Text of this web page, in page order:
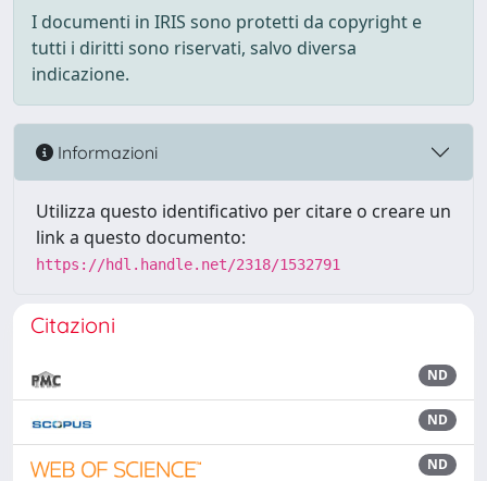
I documenti in IRIS sono protetti da copyright e
tutti i diritti sono riservati, salvo diversa
indicazione.
Informazioni
Utilizza questo identificativo per citare o creare un
link a questo documento:
https://hdl.handle.net/2318/1532791
Citazioni
ND
ND
ND